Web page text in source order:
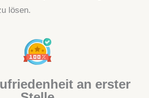
lösen.
an erster